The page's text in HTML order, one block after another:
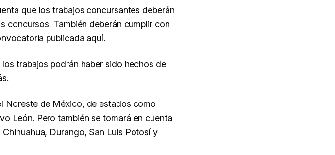
que los trabajos concursantes deberán
concursos. También deberán cumplir con
publicada aquí.
trabajos podrán haber sido hechos de
Noreste de México, de estados como
León. Pero también se tomará en cuenta
Durango, San Luis Potosí y